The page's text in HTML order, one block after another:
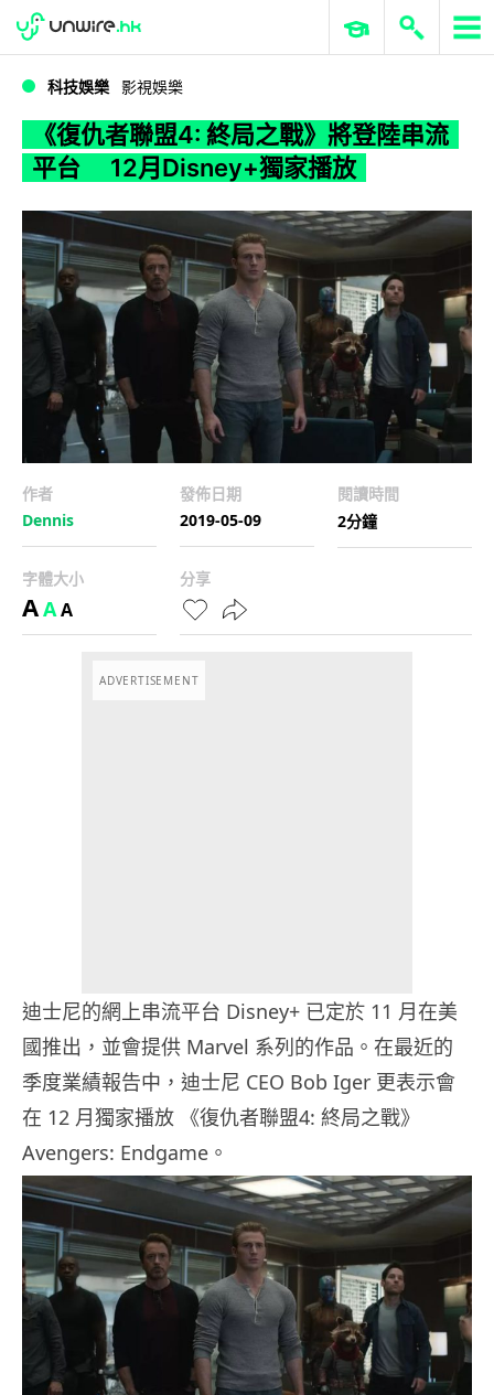
WWDC 2026 ERP 與商業 AI
科技娛樂 影視娛樂
《復仇者聯盟4: 終局之戰》將登陸串流
平台 12月Disney+獨家播放
作者
Dennis
發佈日期
2019-05-09
閱讀時間
2分鐘
字體大小
AAA
分享
ADVERTISEMENT
迪士尼的網上串流平台 Disney+ 已定於 11 月在美
國推出，並會提供 Marvel 系列的作品。在最近的
季度業績報告中，迪士尼 CEO Bob Iger 更表示會
在 12 月獨家播放 《復仇者聯盟4: 終局之戰》
Avengers: Endgame。